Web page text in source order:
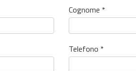
Cognome *
Telefono *